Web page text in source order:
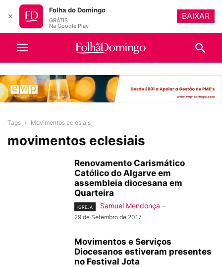
Tags Movimentos eclesiais
movimentos eclesiais
Renovamento Carismático
Católico do Algarve em
assembleia diocesana em
Quarteira
IGREJA Samuel Mendonça -
29 de Setembro de 2017
Movimentos e Serviços
Diocesanos estiveram presentes
no Festival Jota
✕
Folha do Domingo
GRÁTIS
Na Google Play
BAIXAR